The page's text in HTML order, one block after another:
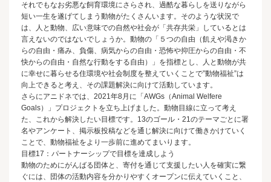
それでもなお劣悪な飼育環境にさらされ、過酷な暮らしを送りながら
短い一生を遂げてしまう動物がたくさんいます。そのような状況で
は、人と動物、広い意味での自然や社会が「共存共栄」しているとは
言えないのではないでしょうか。動物の「５つの自由（飢えや渇きか
らの自由・痛み、負傷、病気からの自由・恐怖や抑圧からの自由・不
快からの自由・自然な行動をする自由）」を指標とし、人と動物が共
に幸せに暮らせる住環境や社会制度を整えていくことで”動物福祉”は
向上できると考え、その課題解決に向けて活動しています。
さらにアニドネでは、2021年8月に「AWGs（Animal Welfere
Goals）」プロジェクトを立ち上げました。動物目線に立って考え
た、これから解決したい目標です。13のゴール・21のテーマごとに署
名やアンケート、掲示板投稿などを通じ解決に向けて働きかけていく
ことで、動物福祉をより一歩前に進めてまいります。
目標17：パートナーシップで目標を達成しよう
動物のためにがんばる団体と、寄付を通じて支援したい人を確実に繋
ぐには、団体の活動内容を分かりやすくオープンに伝えていくこと、